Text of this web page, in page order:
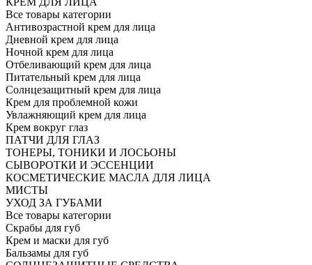
Все товары категории
Антивозрастной крем для лица
Дневной крем для лица
Ночной крем для лица
Отбеливающий крем для лица
Питательный крем для лица
Солнцезащитный крем для лица
Крем для проблемной кожи
Увлажняющий крем для лица
Крем вокруг глаз
ПАТЧИ ДЛЯ ГЛАЗ
ТОНЕРЫ, ТОНИКИ И ЛОСЬОНЫ
СЫВОРОТКИ И ЭССЕНЦИИ
КОСМЕТИЧЕСКИЕ МАСЛА ДЛЯ ЛИЦА
МИСТЫ
УХОД ЗА ГУБАМИ
Все товары категории
Скрабы для губ
Крем и маски для губ
Бальзамы для губ